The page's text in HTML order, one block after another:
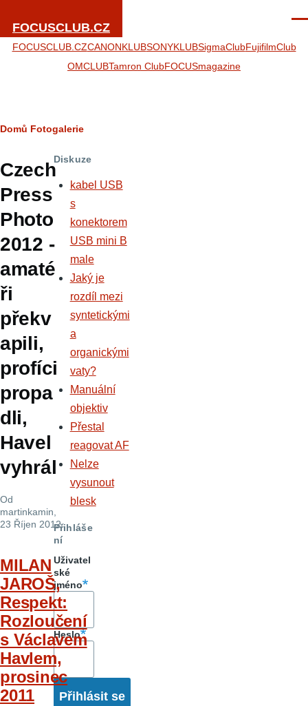
FOCUSCLUB.CZ
FOCUSCLUB.CZCANONKLUBSONYKLUBSigmaClubFujifilmClub
OMCLUBTamron ClubFOCUSmagazine
Drobečková
navigace
Domů Fotogalerie
Czech
Press
Photo
2012 -
amaté
ři
překv
apili,
profíci
propa
dli,
Havel
vyhrál
Od
martinkamin
23 Říjen 2012
MILAN
JAROŠ,
Respekt:
Rozloučení
s Václavem
Havlem,
prosinec
2011
Diskuze
kabel USB
s
konektorem
USB mini B
male
Jaký je
rozdíl mezi
syntetickými
a
organickými
vaty?
Manuální
objektiv
Přestal
reagovat AF
Nelze
vysunout
blesk
Přihláše
ní
Uživatel
ské
jméno
Heslo